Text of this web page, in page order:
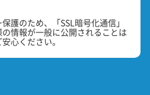
護のため、「SSL暗号化通信」
情報が一般に公開されることは
心ください。